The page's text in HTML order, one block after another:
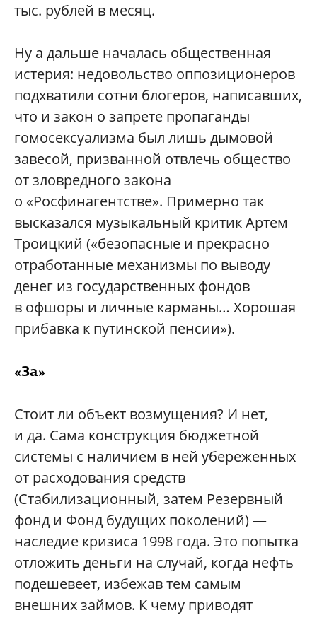
тыс. рублей в месяц.
Ну а дальше началась общественная
истерия: недовольство оппозиционеров
подхватили сотни блогеров, написавших,
что и закон о запрете пропаганды
гомосексуализма был лишь дымовой
завесой, призванной отвлечь общество
от зловредного закона
о «Росфинагентстве». Примерно так
высказался музыкальный критик Артем
Троицкий («безопасные и прекрасно
отработанные механизмы по выводу
денег из государственных фондов
в офшоры и личные карманы… Хорошая
прибавка к путинской пенсии»).
«За»
Стоит ли объект возмущения? И нет,
и да. Сама конструкция бюджетной
системы с наличием в ней убереженных
от расходования средств
(Стабилизационный, затем Резервный
фонд и Фонд будущих поколений) —
наследие кризиса 1998 года. Это попытка
отложить деньги на случай, когда нефть
подешевеет, избежав тем самым
внешних займов. К чему приводят